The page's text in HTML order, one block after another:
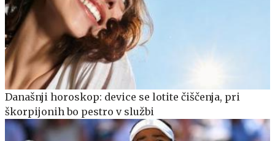
Današnji horoskop: device se lotite čiščenja, pri
škorpijonih bo pestro v službi